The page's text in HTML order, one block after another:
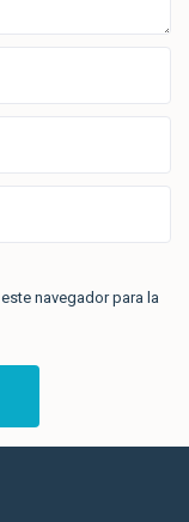
navegador para la